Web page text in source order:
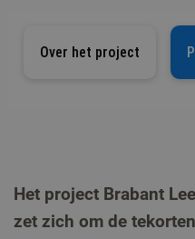
Over het project
Het project Brabant
zet zich om de